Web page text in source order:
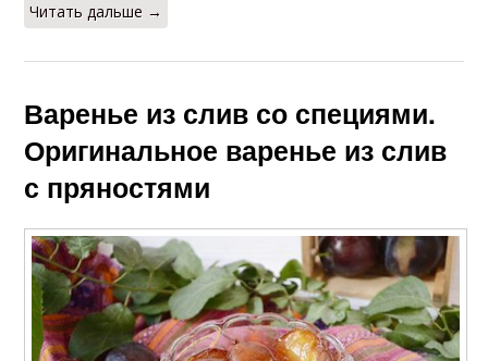
Читать дальше →
Варенье из слив со специями.
Оригинальное варенье из слив
с пряностями